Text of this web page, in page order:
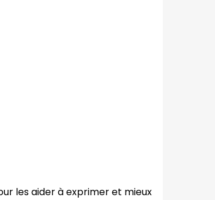
les aider à exprimer et mieux